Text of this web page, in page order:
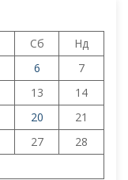
Сб
Нд
6
7
13
14
20
21
27
28